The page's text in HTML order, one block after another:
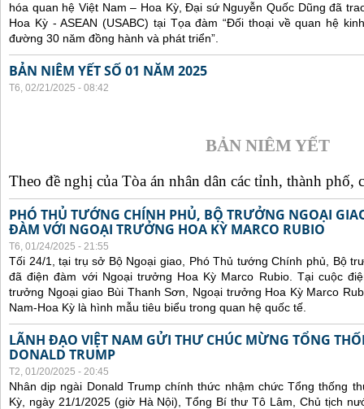
hóa quan hệ Việt Nam – Hoa Kỳ, Đại sứ Nguyễn Quốc Dũng đã
Hoa Kỳ - ASEAN (USABC) tại Tọa đàm “Đối thoại về quan hệ
đường 30 năm đồng hành và phát triển”.
BẢN NIÊM YẾT SỐ 01 NĂM 2025
T6, 02/21/2025 - 08:42
BẢN NIÊM YẾT
Theo đề nghị của Tòa án nhân dân các tỉnh, thành phố,
PHÓ THỦ TƯỚNG CHÍNH PHỦ, BỘ TRƯỞNG NGOẠI
ĐÀM VỚI NGOẠI TRƯỞNG HOA KỲ MARCO RUBIO
T6, 01/24/2025 - 21:55
Tối 24/1, tại trụ sở Bộ Ngoại giao, Phó Thủ tướng Chính phủ, Bộ
đã điện đàm với Ngoại trưởng Hoa Kỳ Marco Rubio. Tại cuộc
trưởng Ngoại giao Bùi Thanh Sơn, Ngoại trưởng Hoa Kỳ Marco
Nam-Hoa Kỳ là hình mẫu tiêu biểu trong quan hệ quốc tế.
LÃNH ĐẠO VIỆT NAM GỬI THƯ CHÚC MỪNG TỔNG
DONALD TRUMP
T2, 01/20/2025 - 20:45
Nhân dịp ngài Donald Trump chính thức nhậm chức Tổng thống
Kỳ, ngày 21/1/2025 (giờ Hà Nội), Tổng Bí thư Tô Lâm, Chủ tịch